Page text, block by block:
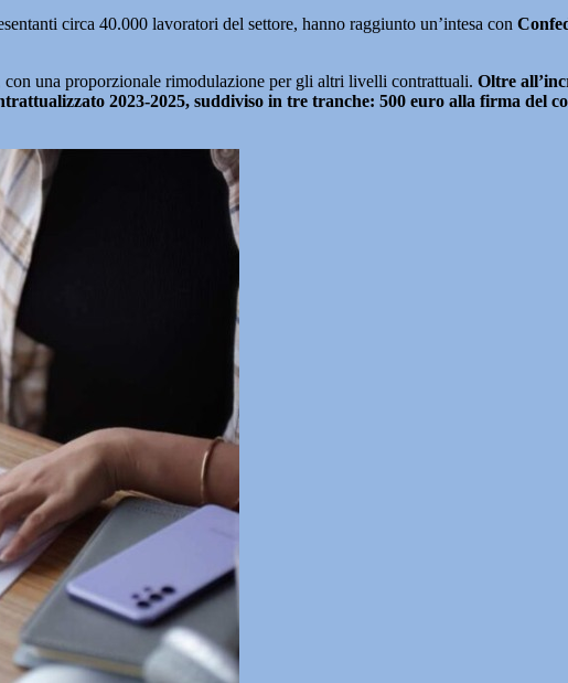
circa 40.000 lavoratori del settore, hanno raggiunto un’intesa con
una proporzionale rimodulazione per gli altri livelli contrattuali. Oltre
2023-2025, suddiviso in tre tranche: 500 euro alla firma del